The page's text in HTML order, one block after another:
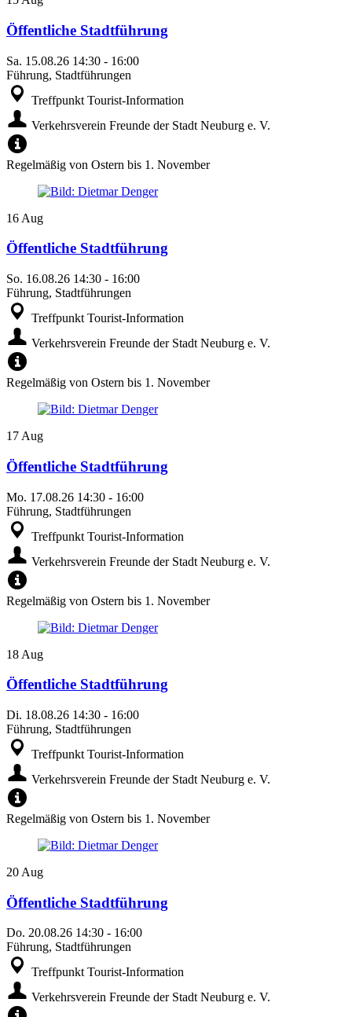
Öffentliche Stadtführung
Sa. 15.08.26 14:30 - 16:00
Führung, Stadtführungen
Treffpunkt Tourist-Information
Verkehrsverein Freunde der Stadt Neuburg e. V.
Regelmäßig von Ostern bis 1. November
16 Aug
Öffentliche Stadtführung
So. 16.08.26 14:30 - 16:00
Führung, Stadtführungen
Treffpunkt Tourist-Information
Verkehrsverein Freunde der Stadt Neuburg e. V.
Regelmäßig von Ostern bis 1. November
17 Aug
Öffentliche Stadtführung
Mo. 17.08.26 14:30 - 16:00
Führung, Stadtführungen
Treffpunkt Tourist-Information
Verkehrsverein Freunde der Stadt Neuburg e. V.
Regelmäßig von Ostern bis 1. November
18 Aug
Öffentliche Stadtführung
Di. 18.08.26 14:30 - 16:00
Führung, Stadtführungen
Treffpunkt Tourist-Information
Verkehrsverein Freunde der Stadt Neuburg e. V.
Regelmäßig von Ostern bis 1. November
20 Aug
Öffentliche Stadtführung
Do. 20.08.26 14:30 - 16:00
Führung, Stadtführungen
Treffpunkt Tourist-Information
Verkehrsverein Freunde der Stadt Neuburg e. V.